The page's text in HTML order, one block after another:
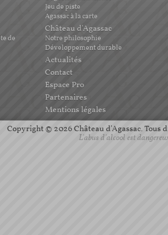
de
Jeu de piste
Agassac à la carte
Château d'Agassac
Notre philosophie
Développement durable
Actualités
Contact
Espace Pro
Partenaires
Mentions légales
Copyright © 2026 Château d'Agassac. Tous
L'abus d'alcool est